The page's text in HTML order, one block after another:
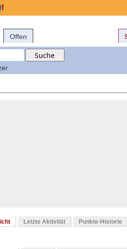
Offen
Letzte Aktivität Punkte-Historie
!